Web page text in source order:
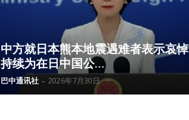
中方就日本熊本地震遇难者表示哀悼
持续为在日中国公...
巴中通讯社 - 2026年7月30日